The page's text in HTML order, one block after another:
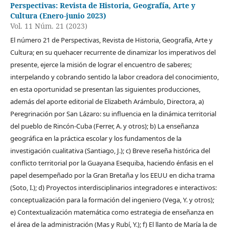
Perspectivas: Revista de Historia, Geografía, Arte y
Cultura (Enero-junio 2023)
Vol. 11 Núm. 21 (2023)
El número 21 de Perspectivas, Revista de Historia, Geografía, Arte y
Cultura; en su quehacer recurrente de dinamizar los imperativos del
presente, ejerce la misión de lograr el encuentro de saberes;
interpelando y cobrando sentido la labor creadora del conocimiento,
en esta oportunidad se presentan las siguientes producciones,
además del aporte editorial de Elizabeth Arámbulo, Directora, a)
Peregrinación por San Lázaro: su influencia en la dinámica territorial
del pueblo de Rincón-Cuba (Ferrer, A. y otros); b) La enseñanza
geográfica en la práctica escolar y los fundamentos de la
investigación cualitativa (Santiago, J.); c) Breve reseña histórica del
conflicto territorial por la Guayana Esequiba, haciendo énfasis en el
papel desempeñado por la Gran Bretaña y los EEUU en dicha trama
(Soto, I.); d) Proyectos interdisciplinarios integradores e interactivos:
conceptualización para la formación del ingeniero (Vega, Y. y otros);
e) Contextualización matemática como estrategia de enseñanza en
el área de la administración (Mas y Rubí, Y.); f) El llanto de María la de